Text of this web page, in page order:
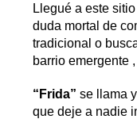
Llegué a este
duda mortal de
tradicional o
barrio emergente
“Frida” se llama
que deje a ​nadie